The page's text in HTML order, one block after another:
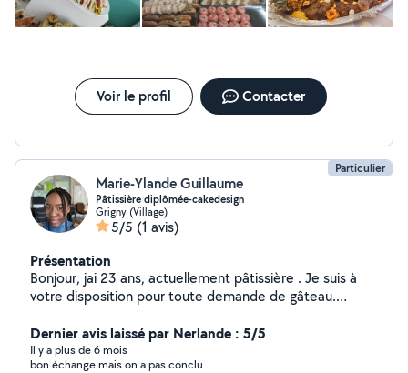
Voir le profil Contacter
Particulier
Marie-Ylande Guillaume
Pâtissière diplômée-cakedesign
Grigny (Village)
5/5 (1 avis)
Présentation
Bonjour, jai 23 ans, actuellement pâtissière . Je suis à
votre disposition pour toute demande de gâteau.
Dernier avis laissé par Nerlande : 5/5
Il y a plus de 6 mois
bon échange mais on a pas conclu